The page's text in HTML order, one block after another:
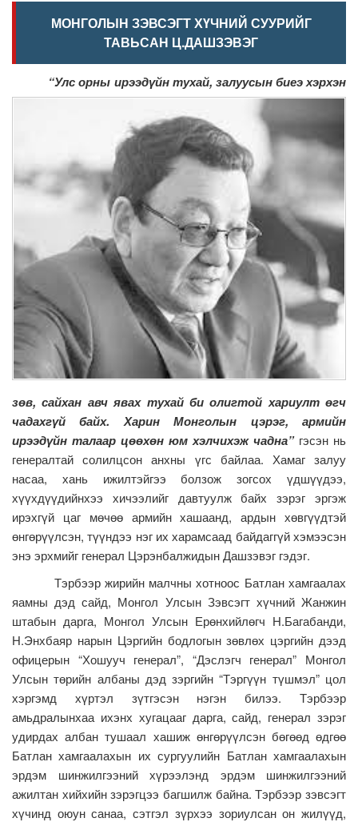
МОНГОЛЫН ЗЭВСЭГТ ХҮЧНИЙ СУУРИЙГ
ТАВЬСАН Ц.ДАШЗЭВЭГ
“Улс орны ирээдүйн тухай, залуусын биеэ хэрхэн
зөв, сайхан авч явах тухай би олигтой хариулт өгч
чадахгүй байх. Харин Монголын цэрэг, армийн
ирээдүйн талаар цөөхөн юм хэлчихэж чадна”гэсэн нь
генералтай солилцсон анхны үгс байлаа. Хамаг залуу
насаа, хань ижилтэйгээ болзож зогсох үдшүүдээ,
хүүхдүүдийнхээ хичээлийг давтуулж байх зэрэг эргэж
ирэхгүй цаг мөчөө армийн хашаанд, ардын хөвгүүдтэй
өнгөрүүлсэн, түүндээ нэг их харамсаад байдаггүй хэмээсэн
энэ эрхмийг генерал Цэрэнбалжидын Дашзэвэг гэдэг.
Тэрбээр жирийн малчны хотноос Батлан хамгаалах
яамны дэд сайд, Монгол Улсын Зэвсэгт хүчний Жанжин
штабын дарга, Монгол Улсын Ерөнхийлөгч Н.Багабанди,
Н.Энхбаяр нарын Цэргийн бодлогын зөвлөх цэргийн дээд
офицерын “Хошууч генерал”, “Дэслэгч генерал” Монгол
Улсын төрийн албаны дэд зэргийн “Тэргүүн түшмэл” цол
хэргэмд хүртэл зүтгэсэн нэгэн билээ. Тэрбээр
амьдралынхаа ихэнх хугацааг дарга, сайд, генерал зэрэг
удирдах албан тушаал хашиж өнгөрүүлсэн бөгөөд өдгөө
Батлан хамгаалахын их сургуулийн Батлан хамгаалахын
эрдэм шинжилгээний хүрээлэнд эрдэм шинжилгээний
ажилтан хийхийн зэрэгцээ багшилж байна. Тэрбээр зэвсэгт
хүчинд оюун санаа, сэтгэл зүрхээ зориулсан он жилүүд,